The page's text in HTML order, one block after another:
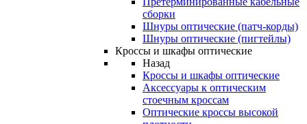
сборки
Шнуры оптические (патч-корды)
Шнуры оптические (пигтейлы)
Кроссы и шкафы оптические
Назад
Кроссы и шкафы оптические
Аксессуары к оптическим
стоечным кроссам
Оптические кроссы высокой